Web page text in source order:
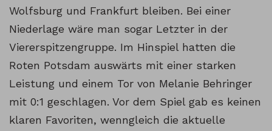
Wolfsburg und Frankfurt bleiben. Bei einer
Niederlage wäre man sogar Letzter in der
Viererspitzengruppe. Im Hinspiel hatten die
Roten Potsdam auswärts mit einer starken
Leistung und einem Tor von Melanie Behringer
mit 0:1 geschlagen. Vor dem Spiel gab es keinen
klaren Favoriten, wenngleich die aktuelle